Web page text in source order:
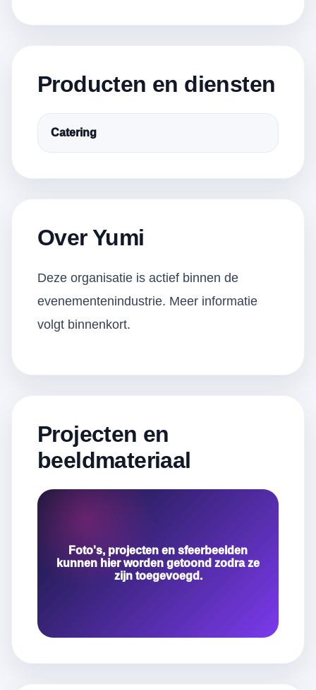
Producten en diensten
Catering
Over Yumi
Deze organisatie is actief binnen de
evenementenindustrie. Meer informatie
volgt binnenkort.
Projecten en
beeldmateriaal
Foto's, projecten en sfeerbeelden
kunnen hier worden getoond zodra ze
zijn toegevoegd.